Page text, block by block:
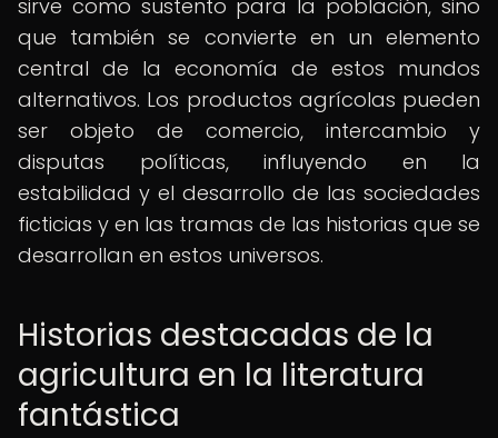
sirve como sustento para la población, sino
que también se convierte en un elemento
central de la economía de estos mundos
alternativos. Los productos agrícolas pueden
ser objeto de comercio, intercambio y
disputas políticas, influyendo en la
estabilidad y el desarrollo de las sociedades
ficticias y en las tramas de las historias que se
desarrollan en estos universos.
Historias destacadas de la
agricultura en la literatura
fantástica